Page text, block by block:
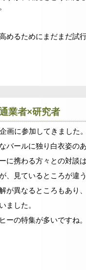
めるためにまだまだ試
業者×研究者
画に参加してきました
バールに独り白衣姿の
に携わる方々との対談
、見ているところが違
が異なるところもあり
ました。
ーの特集が多いですね